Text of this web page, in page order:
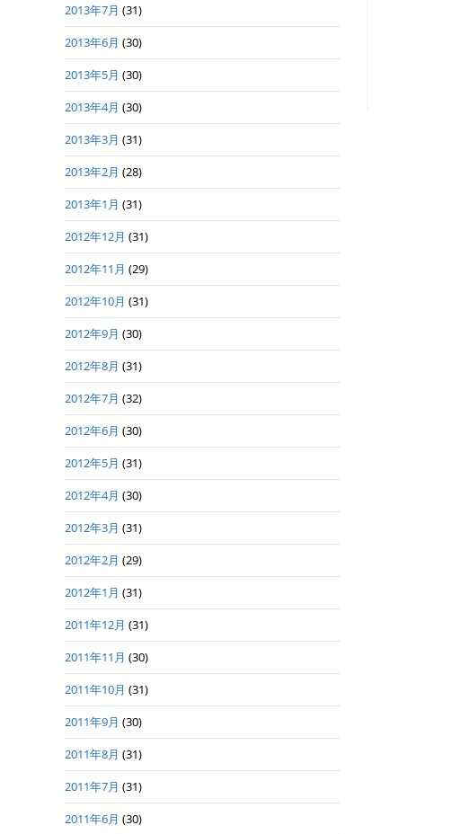
2013年7月 (31)
2013年6月 (30)
2013年5月 (30)
2013年4月 (30)
2013年3月 (31)
2013年2月 (28)
2013年1月 (31)
2012年12月 (31)
2012年11月 (29)
2012年10月 (31)
2012年9月 (30)
2012年8月 (31)
2012年7月 (32)
2012年6月 (30)
2012年5月 (31)
2012年4月 (30)
2012年3月 (31)
2012年2月 (29)
2012年1月 (31)
2011年12月 (31)
2011年11月 (30)
2011年10月 (31)
2011年9月 (30)
2011年8月 (31)
2011年7月 (31)
2011年6月 (30)